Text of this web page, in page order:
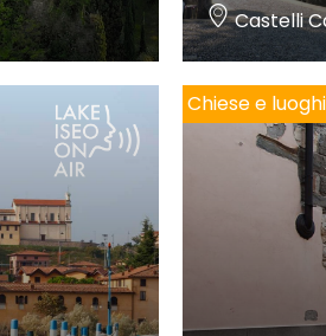
Castelli
Chiese e